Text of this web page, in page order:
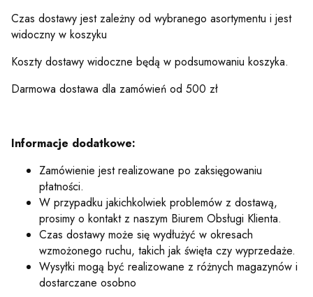
Czas dostawy jest zależny od wybranego asortymentu i jest
widoczny w koszyku
Koszty dostawy widoczne będą w podsumowaniu koszyka.
Darmowa dostawa dla zamówień od 500 zł
Informacje dodatkowe:
Zamówienie jest realizowane po zaksięgowaniu
płatności.
W przypadku jakichkolwiek problemów z dostawą,
prosimy o kontakt z naszym Biurem Obsługi Klienta.
Czas dostawy może się wydłużyć w okresach
wzmożonego ruchu, takich jak święta czy wyprzedaże.
Wysyłki mogą być realizowane z różnych magazynów i
dostarczane osobno